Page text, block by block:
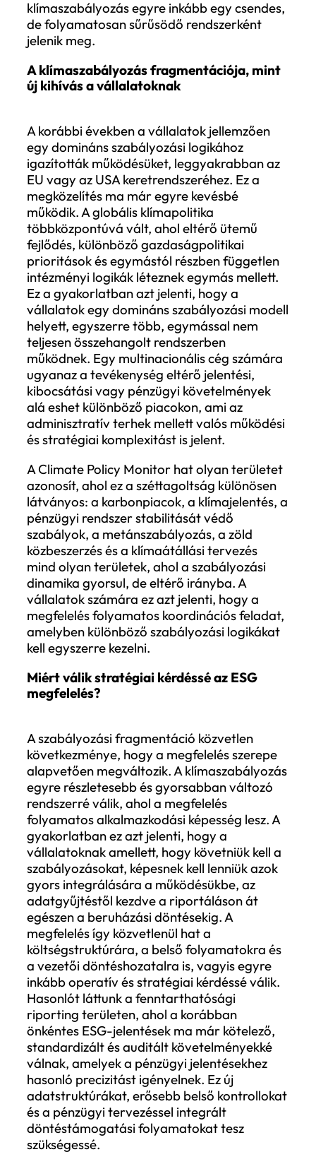
a kép azonban elsősorban a politikai
kommunikációra épül, és kevéssé tükrözi
globális szabályozási folyamatok
szerkezetét. A Climate Policy Monitor
szerint 2024 és 2025 között világszerte
született, és ezek jelentős része nem
Európában vagy Észak-Amerikában,
Ázsiában és a feltörekvő
India, Indonézia, Brazília és Dél-Afrika
különösen aktívak voltak a
metánszabályozás és a klímával
jelentéstétel területén.
Fontos felismerés, hogy a vállalatok
számára a legnagyobb kockázatot nem a
látványos politikai fejlemények jelentik,
hanem azok a háttérben zajló, kumulatív
szabályozási változások, amelyek idővel
beépülnek az operatív működésbe. A
klímaszabályozás egyre inkább egy
de folyamatosan sűrűsödő rendszerként
jelenik meg.
A klímaszabályozás fragmentációja,
új kihívás a vállalatoknak
A korábbi években a vállalatok
egy domináns szabályozási logikához
igazították működésüket, leggyakrabban
EU vagy az USA keretrendszeréhez. Ez a
megközelítés ma már egyre kevésbé
működik. A globális klímapolitika
többközpontúvá vált, ahol eltérő ütemű
fejlődés, különböző gazdaságpolitikai
prioritások és egymástól részben
Ez a gyakorlatban azt jelenti, hogy a
vállalatok egy domináns szabályozási
helyett, egyszerre több, egymással nem
teljesen összehangolt rendszerben
működnek. Egy multinacionális cég
ugyanaz a tevékenység eltérő jelentési,
kibocsátási vagy pénzügyi
alá eshet különböző piacokon, ami az
adminisztratív terhek mellett valós
és stratégiai komplexitást is jelent.
A Climate Policy Monitor hat olyan
azonosít, ahol ez a széttagoltság
látványos: a karbonpiacok, a
pénzügyi rendszer stabilitását védő
szabályok, a metánszabályozás, a zöld
közbeszerzés és a klímaátállási tervezés
mind olyan területek, ahol a szabályozási
dinamika gyorsul, de eltérő irányba. A
vállalatok számára ez azt jelenti, hogy a
megfelelés folyamatos koordinációs
amelyben különböző szabályozási
kell egyszerre kezelni.